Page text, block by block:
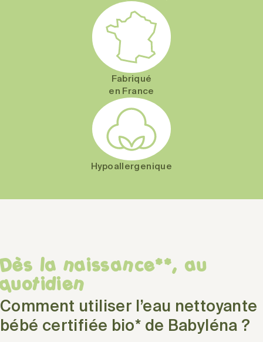
Fabriqué
en France
Hypoallergenique
Dès la naissance**, au
quotidien
Comment utiliser l’eau nettoyante
bébé certifiée bio* de Babyléna ?